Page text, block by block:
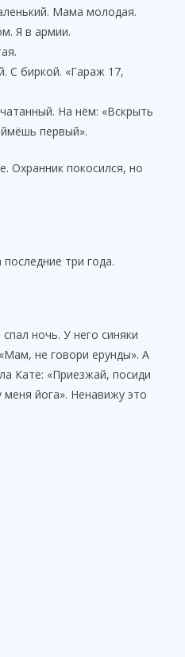
Мама молодая.
Я в армии.
С биркой. «Гараж 17,
На нём: «Вскрыть
первый».
Охранник покосился, но
три года.
ночь. У него синяки
не говори ерунды». А
Кате: «Приезжай, посиди
йога». Ненавижу это